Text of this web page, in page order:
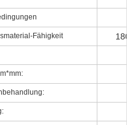
Fähigkeit